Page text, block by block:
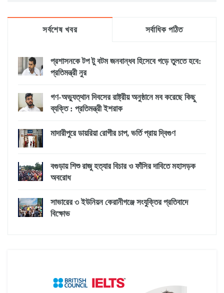
সর্বশেষ খবর সর্বাধিক পঠিত
প্রশাসনকে টপ টু বটম জনবান্ধব হিসেবে গড়ে তুলতে হবে:
প্রতিমন্ত্রী নুর
গণ-অভ্যুত্থান দিবসের রাষ্ট্রীয় অনুষ্ঠানে মব করেছে কিছু
ব্যক্তি : প্রতিমন্ত্রী ইশরাক
মাদারীপুরে ডায়রিয়া রোগীর চাপ, ভর্তি প্রায় দ্বিগুণ
বগুড়ায় শিশু রাজু হত্যার বিচার ও ফাঁসির দাবিতে মহাসড়ক
অবরোধ
সাভারের ৩ ইউনিয়ন কেরানীগঞ্জে সংযুক্তির প্রতিবাদে
বিক্ষোভ